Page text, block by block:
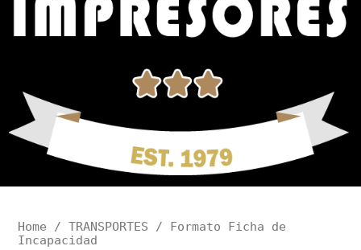
Home / TRANSPORTES / Formato Ficha de
Incapacidad